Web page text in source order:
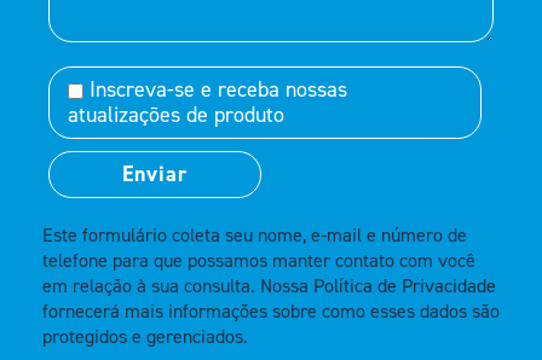
Inscreva-se e receba nossas
atualizações de produto
Este formulário coleta seu nome, e-mail e número de
telefone para que possamos manter contato com você
em relação à sua consulta. Nossa Política de Privacidade
fornecerá mais informações sobre como esses dados são
protegidos e gerenciados.